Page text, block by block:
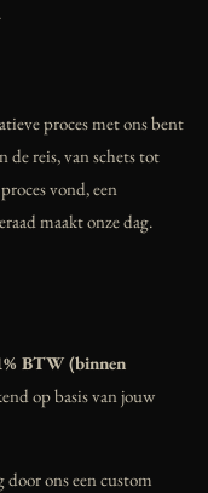
proces met ons bent
de reis, van schets tot
vond, een
maakt onze dag.
BTW (binnen
op basis van jouw
ons een custom